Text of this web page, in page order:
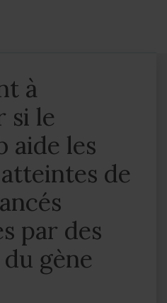
à
si le
aide les
de
par des
gène